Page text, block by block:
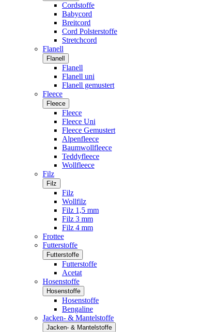
Cordstoffe
Babycord
Breitcord
Cord Polsterstoffe
Stretchcord
Flanell
Flanell
Flanell
Flanell uni
Flanell gemustert
Fleece
Fleece
Fleece
Fleece Uni
Fleece Gemustert
Alpenfleece
Baumwollfleece
Teddyfleece
Wollfleece
Filz
Filz
Filz
Wollfilz
Filz 1,5 mm
Filz 3 mm
Filz 4 mm
Frottee
Futterstoffe
Futterstoffe
Futterstoffe
Acetat
Hosenstoffe
Hosenstoffe
Hosenstoffe
Bengaline
Jacken- & Mantelstoffe
Jacken- & Mantelstoffe